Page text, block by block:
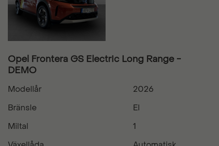
Opel Frontera GS Electric Long Range -
DEMO
Modellår
2026
Bränsle
El
Miltal
1